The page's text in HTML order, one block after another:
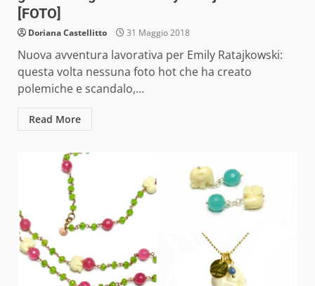
[FOTO]
Doriana Castellitto 31 Maggio 2018
Nuova avventura lavorativa per Emily Ratajkowski:
questa volta nessuna foto hot che ha creato
polemiche e scandalo,...
Read More